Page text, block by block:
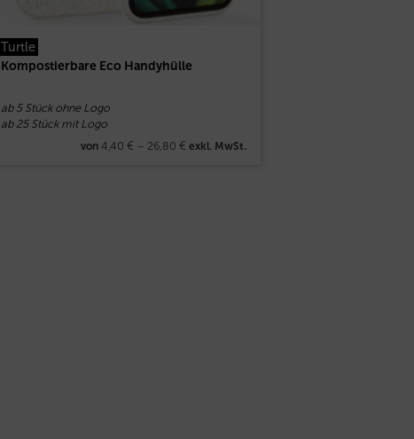
Turtle
Kompostierbare Eco Handyhülle
ab 5 Stück ohne Logo
ab 25 Stück mit Logo
von4,40 € – 26,80 € exkl. MwSt.